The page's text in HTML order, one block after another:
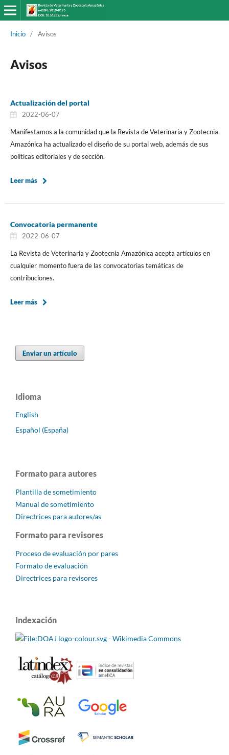
Inicio / Avisos
Avisos
Actualización del portal
2022-06-07
Manifestamos a la comunidad que la Revista de Veterinaria y Zootecnia
Amazónica ha actualizado el diseño de su portal web, además de sus
políticas editoriales y de sección.
Leer más
Convocatoria permanente
2022-06-07
La Revista de Veterinaria y Zootecnia Amazónica acepta artículos en
cualquier momento fuera de las convocatorias temáticas de
contribuciones.
Leer más
Enviar un artículo
Idioma
English
Español (España)
Formato para autores
Plantilla de sometimiento
Manual de sometimiento
Directrices para autores/as
Formato para revisores
Proceso de evaluación por pares
Formato de evaluación
Directrices para revisores
Indexación